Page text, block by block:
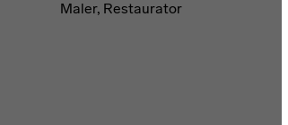
Maler, Restaurator